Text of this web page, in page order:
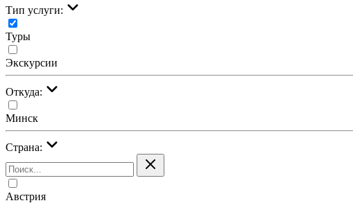
Тип услуги:
Туры
Экскурсии
Откуда:
Минск
Страна:
Австрия